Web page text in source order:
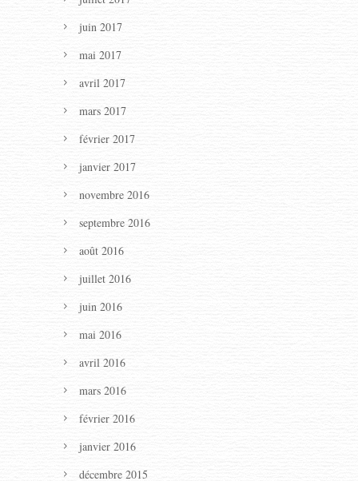
juin 2017
mai 2017
avril 2017
mars 2017
février 2017
janvier 2017
novembre 2016
septembre 2016
août 2016
juillet 2016
juin 2016
mai 2016
avril 2016
mars 2016
février 2016
janvier 2016
décembre 2015